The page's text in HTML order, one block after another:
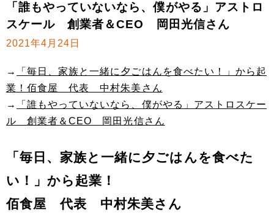
「誰もやっていないなら、僕がやる」アストロ
スケール 創業者＆CEO 岡田光信さん
2021年4月24日
→
「毎日、家族と一緒に夕ごはんを食べたい！」から起
業！佰食屋 代表 中村朱美さん
→
「誰もやっていないなら、僕がやる」アストロスケー
ル 創業者＆CEO 岡田光信さん
「毎日、家族と一緒に夕ごはんを食べた
い！」から起業！
佰食屋 代表 中村朱美さん